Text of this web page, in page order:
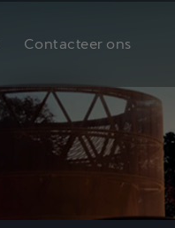
Contacteer ons